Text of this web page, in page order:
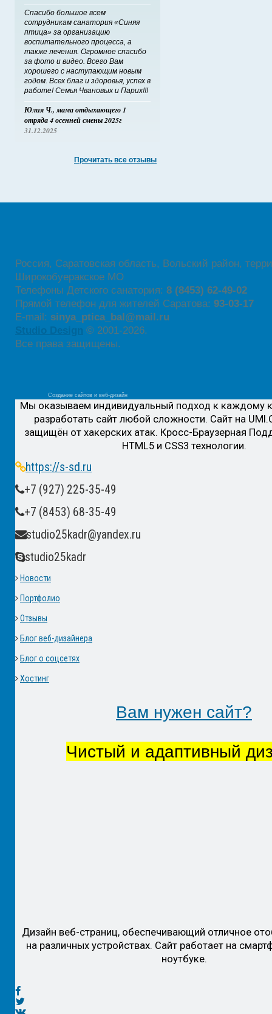
Спасибо большое всем
сотрудникам санатория «Синяя
птица» за организацию
воспитательного процесса, а
также лечения. Огромное спасибо
за фото и видео. Всего Вам
хорошего с наступающим новым
годом. Всех благ и здоровья, успех в
работе! Семья Чвановых и Парих!!!
Юлия Ч., мама отдыхающего 1
отряда 4 осенней смены 2025г
31.12.2025
Прочитать все отзывы
Россия, Саратовская область, Вольский район,
Широкобуеракское МО
Телефоны Детского санатория: 8 (8453) 62-49-02
Прямой телефон для жителей Саратова: 93-03-17
E-mail: sinya_ptica_bal@mail.ru
Studio Design © 2001-2026.
Все права защищены.
Создание сайтов и веб-дизайн
Мы оказываем индивидуальный подход к каждому
разработать сайт любой сложности. Сайт на
защищён от хакерских атак. Кросс-Браузерная
HTML5 и CSS3 технологии.
https://s-sd.ru
+7 (927) 225-35-49
+7 (8453) 68-35-49
studio25kadr@yandex.ru
studio25kadr
Новости
Портфолио
Отзывы
Блог веб-дизайнера
Блог о соцсетях
Хостинг
Вам нужен сайт?
Чистый и адаптивный
Дизайн веб-страниц, обеспечивающий отличное
на различных устройствах. Сайт работает на
ноутбуке.